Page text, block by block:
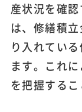
産状況を確
は、修繕積
り入れてい
ます。これ
を把握するこ